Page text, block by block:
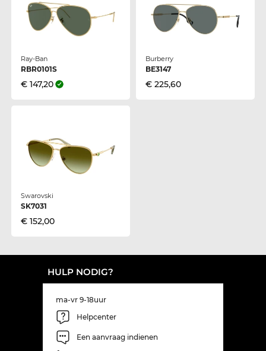
Ray-Ban
RBR0101S
€ 147,20
Burberry
BE3147
€ 225,60
Swarovski
SK7031
€ 152,00
HULP NODIG?
ma-vr 9-18uur
Helpcenter
Een aanvraag indienen